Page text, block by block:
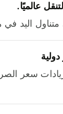
عالميًا.
اليد
سعر